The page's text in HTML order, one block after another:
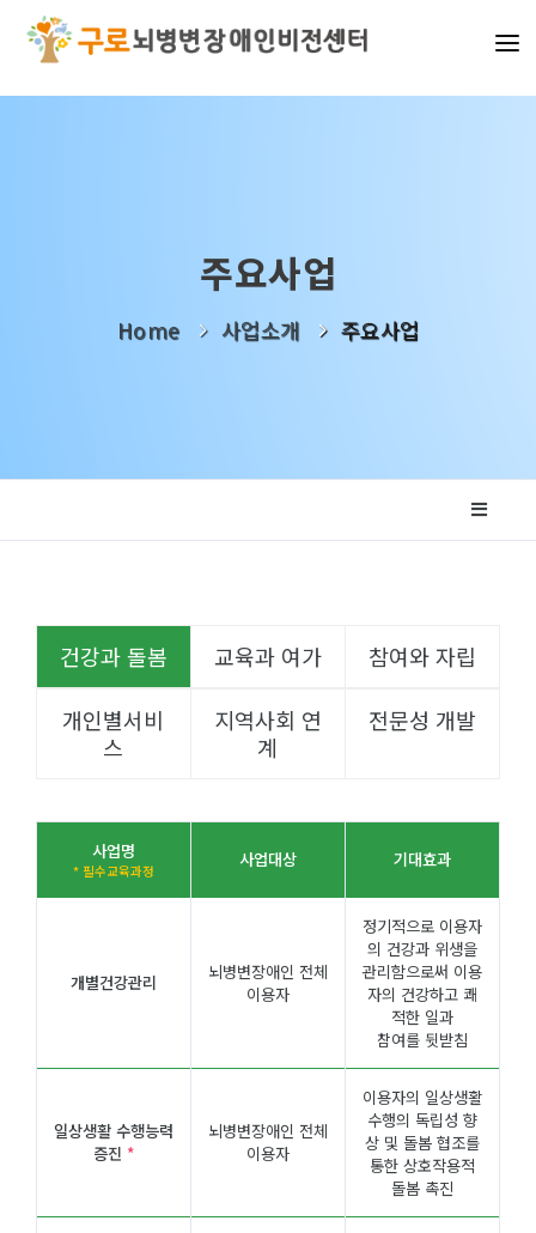
기관소개
주요사업
Home 사업소개 주요사업
건강과 돌봄 교육과 여가 참여와 자립
개인별서비
스
지역사회 연
계
전문성 개발
사업명
* 필수교육과정
사업대상 기대효과
개별건강관리
뇌병변장애인 전체
이용자
정기적으로 이용자
의 건강과 위생을
관리함으로써 이용
자의 건강하고 쾌
적한 일과
참여를 뒷받침
일상생활 수행능력
증진 *
뇌병변장애인 전체
이용자
이용자의 일상생활
수행의 독립성 향
상 및 돌봄 협조를
통한 상호작용적
돌봄 촉진